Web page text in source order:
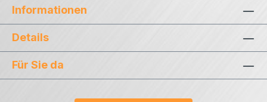
Informationen
Details
Für Sie da